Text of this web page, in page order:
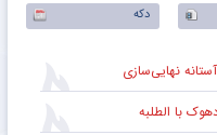
دکه
نهایی‌سازی
با الطلبه